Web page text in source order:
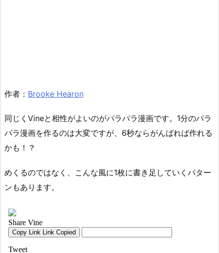
作者： Brooke Hearon
同じくVineと相性がよいのがパラパラ漫画です。1分のパラ
パラ漫画を作るのは大変ですが、6秒ならがんばれば作れる
かも！？
めくるのではなく、こんな風に1枚に書き足していくパター
ンもあります。